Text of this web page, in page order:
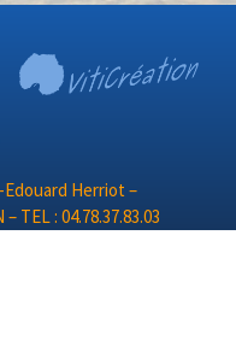
Herriot –
TEL : 04.78.37.83.03